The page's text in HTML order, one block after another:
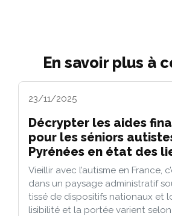
En savoir plus à
23/11/2025
Décrypter les aides
pour les séniors
Pyrénées en état des
Vieillir avec l’autisme en France,
dans un paysage administratif
tissé de dispositifs nationaux et
lisibilité et la portée varient